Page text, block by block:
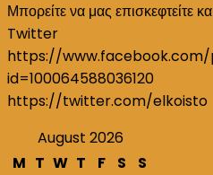
Μπορείτε να μας επισκεφτείτε
Twitter
https://www.facebook.com/
id=100064588036120
https://twitter.com/elkoisto
August 2026
M T W T F S
S